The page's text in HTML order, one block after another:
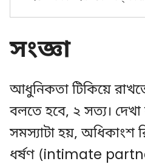
সংজ্ঞা
আধুনিকতা টিকিয়ে
বলতে হবে, ২ সত্য।
সমস্যাটা হয়, অধিকাংশ
ধর্ষণ (intimate